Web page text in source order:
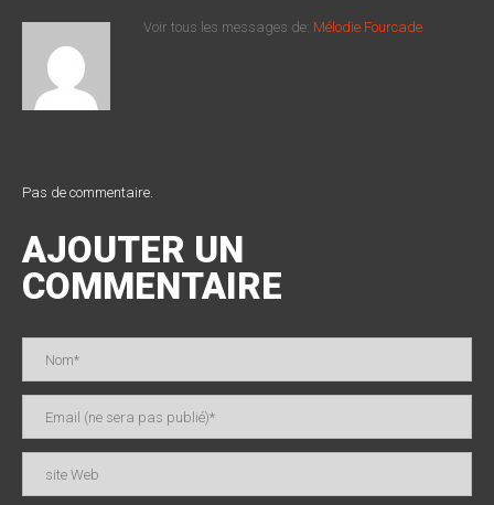
Voir tous les messages de: Mélodie Fourcade
Pas de commentaire.
AJOUTER UN
COMMENTAIRE